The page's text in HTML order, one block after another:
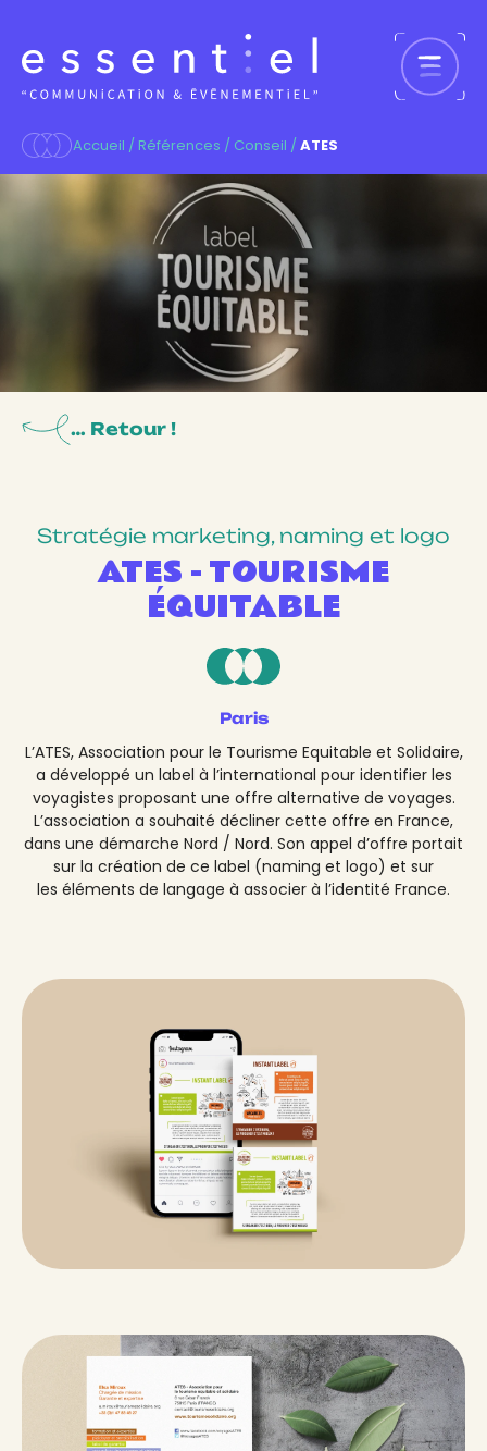
contenu
Accueil / Références / Conseil /ATES
… Retour !
Stratégie marketing, naming et logo
ATES - TOURISME
ÉQUITABLE
Paris
L’ATES, Association pour le Tourisme Equitable et Solidaire,
a développé un label à l’international pour identifier les
voyagistes proposant une offre alternative de voyages.
L’association a souhaité décliner cette offre en France,
dans une démarche Nord / Nord. Son appel d’offre portait
sur la création de ce label (naming et logo) et sur
les éléments de langage à associer à l’identité France.